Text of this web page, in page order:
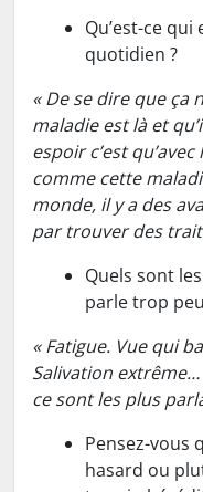
Qu’est-ce
quotidien ?
« De se dire que ça
maladie est là et
espoir c’est
comme cette
monde, il y a des
par trouver des
Quels sont
parle trop
« Fatigue. Vue qui
Salivation
ce sont les plus
Pensez-vous
hasard ou